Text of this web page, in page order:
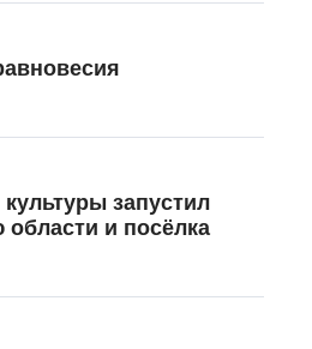
запустил
области и посёлка